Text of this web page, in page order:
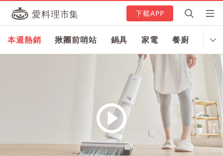
愛料理市集 下載APP
本週熱銷 揪團前哨站 鍋具 家電 餐廚 食器